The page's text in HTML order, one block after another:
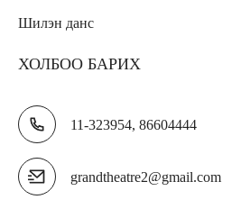
Шилэн данс
ХОЛБОО БАРИХ
11-323954, 86604444
grandtheatre2@gmail.com